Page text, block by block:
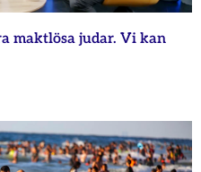
maktlösa judar. Vi kan